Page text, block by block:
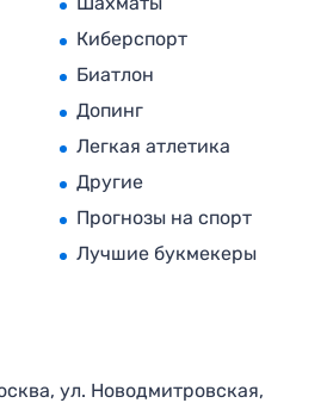
Киберспорт
Биатлон
Допинг
Легкая атлетика
Другие
Прогнозы на спорт
Лучшие букмекеры
ул. Новодмитровская,